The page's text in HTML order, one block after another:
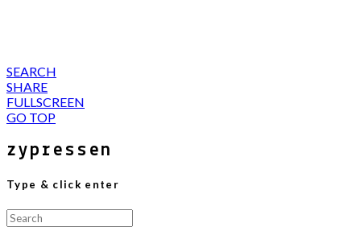
SEARCH
SHARE
FULLSCREEN
GO TOP
zypressen
Type & click enter
Search